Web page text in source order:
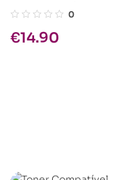
Kyocera TK-310 Preto
0
€14.90